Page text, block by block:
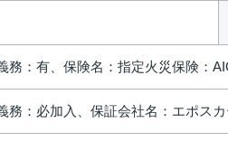
務：有、保険名：指定火災保険：
務：必加入、保証会社名：エポスカ